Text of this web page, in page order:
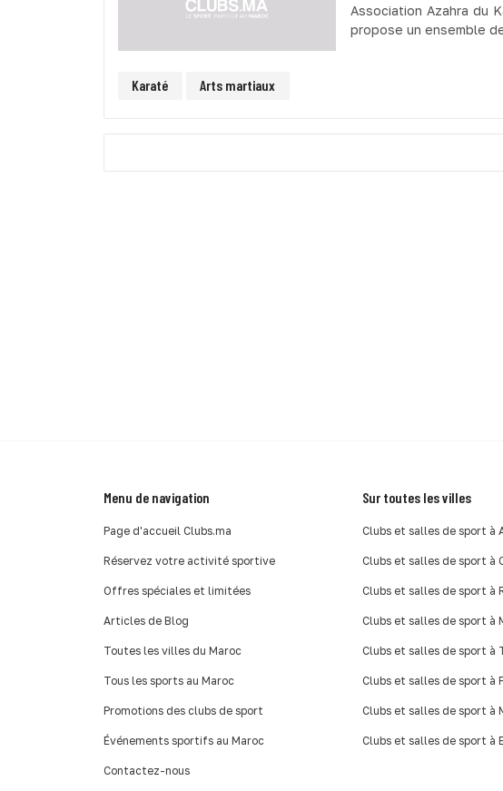
Association Azahra du
propose un ensemble
Karaté Arts martiaux
Menu de navigation
Page d'accueil Clubs.ma
Réservez votre activité sportive
Offres spéciales et limitées
Articles de Blog
Toutes les villes du Maroc
Tous les sports au Maroc
Promotions des clubs de sport
Événements sportifs au Maroc
Contactez-nous
Sur toutes les villes
Clubs et salles de sport à
Clubs et salles de sport à
Clubs et salles de sport à
Clubs et salles de sport à
Clubs et salles de sport à
Clubs et salles de sport à
Clubs et salles de sport à
Clubs et salles de sport à